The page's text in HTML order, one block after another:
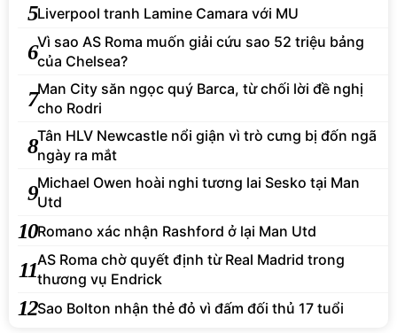
5Liverpool tranh Lamine Camara với MU
6Vì sao AS Roma muốn giải cứu sao 52 triệu bảng
của Chelsea?
7Man City săn ngọc quý Barca, từ chối lời đề nghị
cho Rodri
8Tân HLV Newcastle nổi giận vì trò cưng bị đốn ngã
ngày ra mắt
9Michael Owen hoài nghi tương lai Sesko tại Man
Utd
10Romano xác nhận Rashford ở lại Man Utd
11AS Roma chờ quyết định từ Real Madrid trong
thương vụ Endrick
12Sao Bolton nhận thẻ đỏ vì đấm đối thủ 17 tuổi